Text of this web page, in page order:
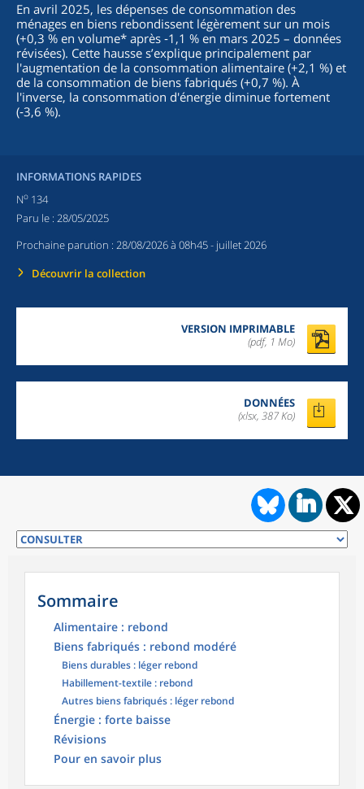
En avril 2025, les dépenses de consommation des
ménages en biens rebondissent légèrement sur un mois
(+0,3 % en volume* après ‑1,1 % en mars 2025 – données
révisées). Cette hausse s’explique principalement par
l'augmentation de la consommation alimentaire (+2,1 %) et
de la consommation de biens fabriqués (+0,7 %). À
l'inverse, la consommation d'énergie diminue fortement
(‑3,6 %).
INFORMATIONS RAPIDES
No 134
Paru le : 28/05/2025
Prochaine parution : 28/08/2026 à 08h45- juillet 2026
Découvrir la collection
VERSION IMPRIMABLE
(pdf, 1 Mo)
DONNÉES
(xlsx, 387 Ko)
Sommaire
Alimentaire : rebond
Biens fabriqués : rebond modéré
Biens durables : léger rebond
Habillement-textile : rebond
Autres biens fabriqués : léger rebond
Énergie : forte baisse
Révisions
Pour en savoir plus